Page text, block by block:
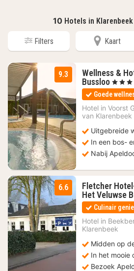
10 Hotels in
Filters Kaart
9.3
Wellness &
Bussloo 1
nacht
vanaf
540
€
, 4
Goede
Hotel in Voorst
van Klarenbeek
Uitgebreide
In een bos-
Nabij
6.6
Fletcher
Het Veluwse
Culinair
Hotel in
Klarenbeek
Midden op
In het mooie
Bezoek